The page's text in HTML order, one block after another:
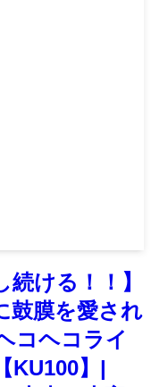
続ける！！】
鼓膜を愛され
コヘコライ
KU100】|